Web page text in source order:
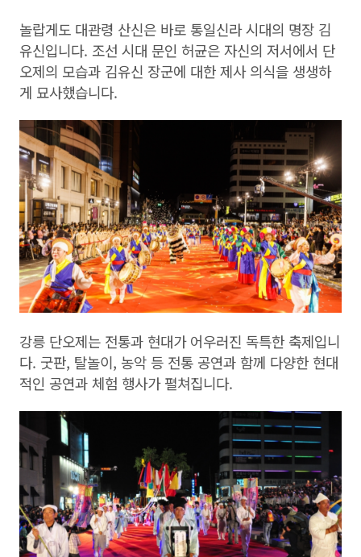
놀랍게도 대관령 산신은 바로 통일신라 시대의 명장 김
유신입니다. 조선 시대 문인 허균은 자신의 저서에서 단
오제의 모습과 김유신 장군에 대한 제사 의식을 생생하
게 묘사했습니다.
강릉 단오제는 전통과 현대가 어우러진 독특한 축제입니
다. 굿판, 탈놀이, 농악 등 전통 공연과 함께 다양한 현대
적인 공연과 체험 행사가 펼쳐집니다.